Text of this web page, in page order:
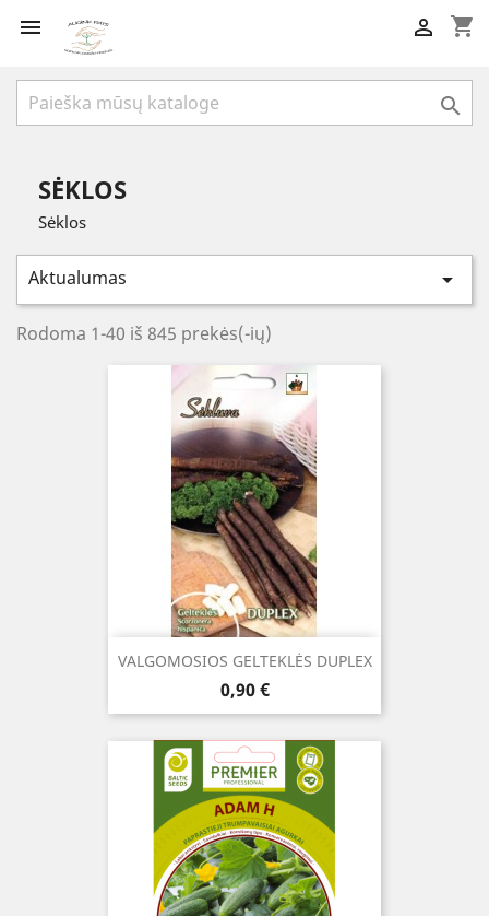
 shopping_cart


SĖKLOS
Sėklos
Aktualumas 
Rodoma 1-40 iš 845 prekės(-ių)
VALGOMOSIOS GELTEKLĖS DUPLEX
Kaina
0,90 €